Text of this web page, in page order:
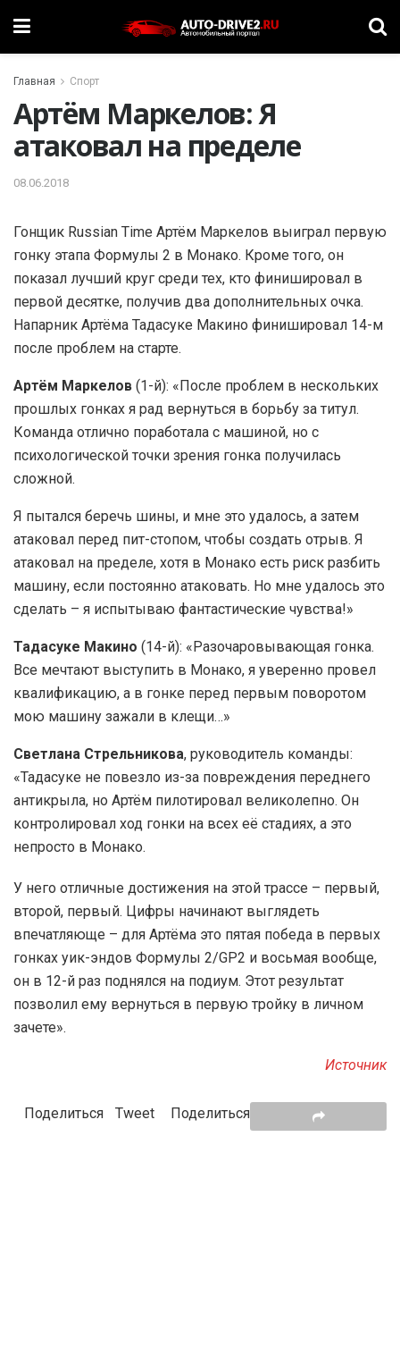
Главная Спорт
Артём Маркелов: Я
атаковал на пределе
08.06.2018
Гонщик Russian Time Артём Маркелов выиграл первую
гонку этапа Формулы 2 в Монако. Кроме того, он
показал лучший круг среди тех, кто финишировал в
первой десятке, получив два дополнительных очка.
Напарник Артёма Тадасуке Макино финишировал 14-м
после проблем на старте.
Артём Маркелов (1-й): «После проблем в нескольких
прошлых гонках я рад вернуться в борьбу за титул.
Команда отлично поработала с машиной, но с
психологической точки зрения гонка получилась
сложной.
Я пытался беречь шины, и мне это удалось, а затем
атаковал перед пит-стопом, чтобы создать отрыв. Я
атаковал на пределе, хотя в Монако есть риск разбить
машину, если постоянно атаковать. Но мне удалось это
сделать – я испытываю фантастические чувства!»
Тадасуке Макино (14-й): «Разочаровывающая гонка.
Все мечтают выступить в Монако, я уверенно провел
квалификацию, а в гонке перед первым поворотом
мою машину зажали в клещи…»
Светлана Стрельникова, руководитель команды:
«Тадасуке не повезло из-за повреждения переднего
антикрыла, но Артём пилотировал великолепно. Он
контролировал ход гонки на всех её стадиях, а это
непросто в Монако.
У него отличные достижения на этой трассе – первый,
второй, первый. Цифры начинают выглядеть
впечатляюще – для Артёма это пятая победа в первых
гонках уик-эндов Формулы 2/GP2 и восьмая вообще,
он в 12-й раз поднялся на подиум. Этот результат
позволил ему вернуться в первую тройку в личном
зачете».
Источник
Поделиться Tweet Поделиться